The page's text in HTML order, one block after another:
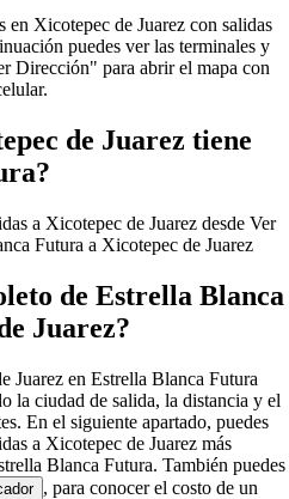
en Xicotepec de Juarez con salidas
puedes ver las terminales y
Dirección" para abrir el mapa con
de Juarez tiene
a Xicotepec de Juarez desde Ver
Futura a Xicotepec de Juarez
de Estrella Blanca
Juarez?
Juarez en Estrella Blanca Futura
la ciudad de salida, la distancia y el
En el siguiente apartado, puedes
a Xicotepec de Juarez más
Blanca Futura. También puedes
, para conocer el costo de un